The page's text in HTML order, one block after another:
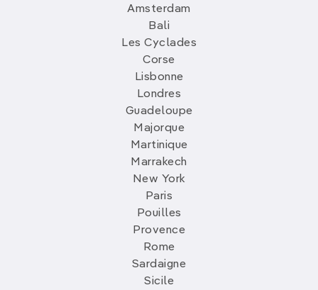
Amsterdam
Bali
Les Cyclades
Corse
Lisbonne
Londres
Guadeloupe
Majorque
Martinique
Marrakech
New York
Paris
Pouilles
Provence
Rome
Sardaigne
Sicile